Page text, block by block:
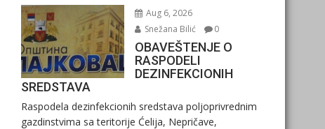
Aug 6, 2026
Snežana Bilić
0
OBAVEŠTENJE O
RASPODELI
DEZINFEKCIONIH
SREDSTAVA
Raspodela dezinfekcionih sredstava poljoprivrednim
gazdinstvima sa teritorije Ćelija, Nepričave,